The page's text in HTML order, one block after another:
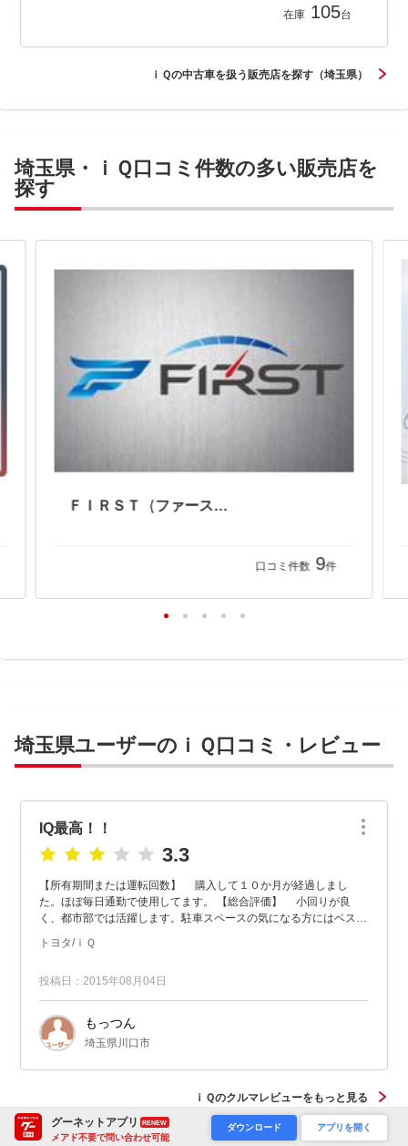
グーネットアプリ RENEW
メアド不要で問い合わせ可能
ダウンロード アプリを開く
在庫 105台
ｉＱの中古車を扱う販売店を探す（埼玉県）
埼玉県・ｉＱ口コミ件数の多い販売店を
探す
ＦＩＲＳＴ（ファースト）
口コミ件数 9件
埼玉県ユーザーのｉＱ口コミ・レビュー
IQ最高！！
3.3
【所有期間または運転回数】 購入して１０か月が経過しまし
た。ほぼ毎日通勤で使用してます。 【総合評価】 小回りが良
く、都市部では活躍します。駐車スペースの気になる方にはベスト
トヨタ/ｉＱ
投稿日：2015年08月04日
もっつん
埼玉県川口市
ｉＱのクルマレビューをもっと見る